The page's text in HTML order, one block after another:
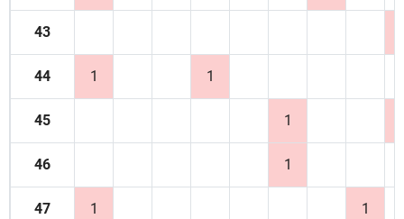
43
44 1 1
45 1
46 1
47 1 1